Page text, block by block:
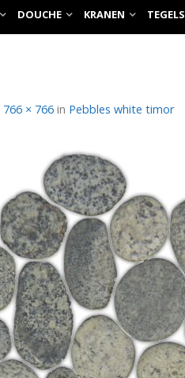
DOUCHE KRANEN TEGELS
766 × 766 in Pebbles white timor